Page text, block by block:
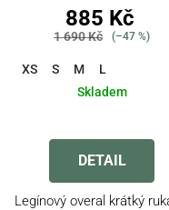
885 Kč
1 690 Kč (–47 %)
XS S M
L
Skladem
hodnocení
produktu
4,5
DETAIL
Legínový overal krátký